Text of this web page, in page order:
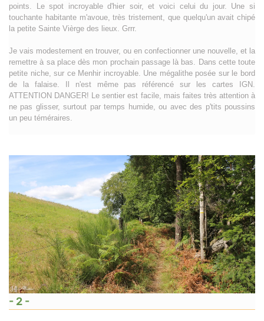
points. Le spot incroyable d'hier soir, et voici celui du jour. Une si
touchante habitante m'avoue, très tristement, que quelqu'un avait chipé
la petite Sainte Vièrge des lieux. Grrr.
Je vais modestement en trouver, ou en confectionner une nouvelle, et la
remettre à sa place dès mon prochain passage là bas. Dans cette toute
petite niche, sur ce Menhir incroyable. Une mégalithe posée sur le bord
de la falaise. Il n'est même pas référencé sur les cartes IGN.
ATTENTION DANGER! Le sentier est facile, mais faites très attention à
ne pas glisser, surtout par temps humide, ou avec des p'tits poussins
un peu téméraires.
- 2 -